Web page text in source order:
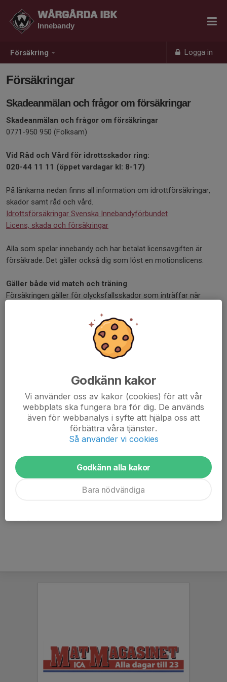
Försäkring Logga in
WÅRGÅRDA IBK
Innebandy
Försäkringar
Skadeanmälan och frågor om försäkringar
Skadeanmälan och frågor om försäkringar
0771-950 950 (Folksam)
Vid Råd och Vård för idrottsskador ring:
020-44 11 11 (öppet vardagar kl: 8-17)
På länkarna nedan finns all information om idrottförsäkringar,
skador samt råd och vård.
Idrottsförsäkringar Svenska Innebandyförbundet
Licens, skada och försäkringar
Alla som spelar innebandy och har betalat licensavgiften är
försäkrade. Det gäller också dig som löst en motionslicens.
Gäller både vid match och träning
Försäkringen gäller för olycksfallsskador som inträffar när
verksamhet i innebandy anordnad av Svenska
Innebandyförbundet, dess distrikt och förening.
Den gäller också under direkt färd till och från de aktiviteterna.
försäkringen också under resor och vistelse i samband med
Giltighetstid
Försäkringan gäller för det spelår spelaren licensieras.
Idrottsförsäkring som är giltig för träning t.o.m. den 31/10
efterföljande spelår.
Spelare som inte är licenserade - eller där spelarlicensen inte är
Godkänn kakor
Vi använder oss av kakor (cookies) för att vår
webbplats ska fungera bra för dig. De används
även för webbanalys i syfte att hjälpa oss att
förbättra våra tjänster.
Så använder vi cookies
Godkänn alla kakor
Bara nödvändiga